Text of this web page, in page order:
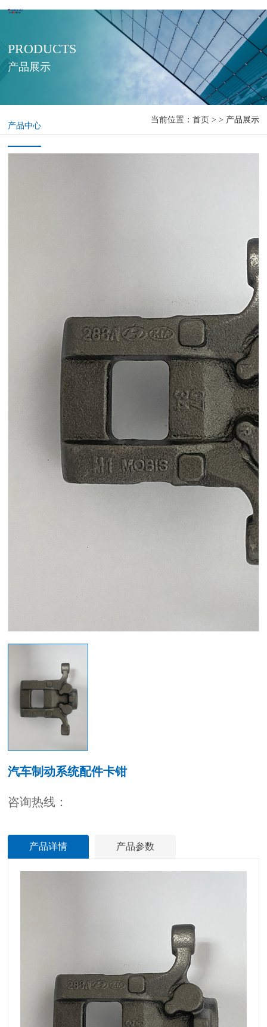
PRODUCTS
产品展示
产品中心
当前位置： 首页 > > 产品展示
汽车制动系统配件卡钳
咨询热线：
产品详情 产品参数